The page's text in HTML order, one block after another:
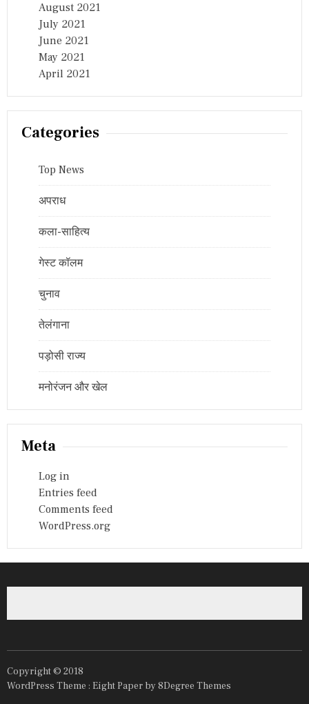
August 2021
July 2021
June 2021
May 2021
April 2021
Categories
Top News
अपराध
कला-साहित्य
गेस्ट कॉलम
चुनाव
तेलंगाना
पड़ोसी राज्य
मनोरंजन और खेल
Meta
Log in
Entries feed
Comments feed
WordPress.org
Copyright © 2018
WordPress Theme : Eight Paper by 8Degree Themes